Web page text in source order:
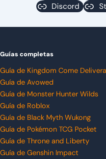
Discord
Guías completas
Guía de Kingdom Come
Guía de Avowed
Guía de Monster Hunter Wilds
Guía de Roblox
Guía de Black Myth Wukong
Guía de Pokémon TCG Pocket
Guía de Throne and Liberty
Guía de Genshin Impact